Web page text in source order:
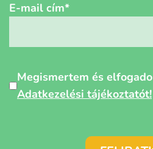
E-mail cím*
Személyes
adatok
Megismertem és
Adatkezelési tájékoztatót!